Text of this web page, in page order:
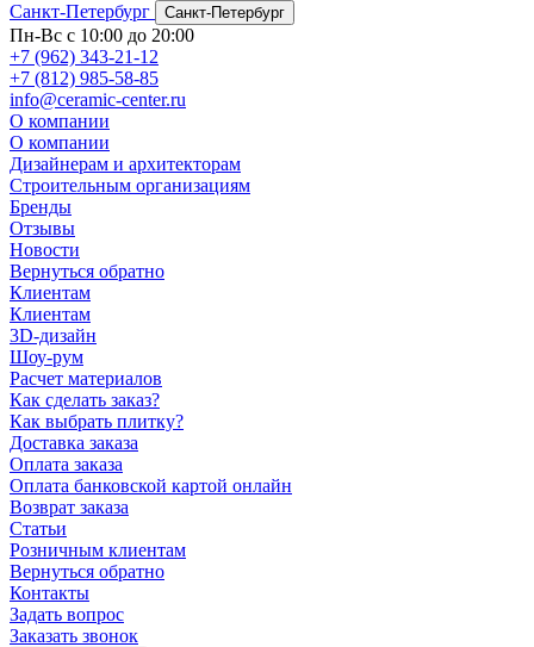
Санкт-Петербург
Санкт-Петербург
Пн-Вс с 10:00 до 20:00
+7 (962) 343-21-12
+7 (812) 985-58-85
info@ceramic-center.ru
О компании
О компании
Дизайнерам и архитекторам
Строительным организациям
Бренды
Отзывы
Новости
Вернуться обратно
Клиентам
Клиентам
3D-дизайн
Шоу-рум
Расчет материалов
Как сделать заказ?
Как выбрать плитку?
Доставка заказа
Оплата заказа
Оплата банковской картой онлайн
Возврат заказа
Статьи
Розничным клиентам
Вернуться обратно
Контакты
Задать вопрос
Заказать звонок